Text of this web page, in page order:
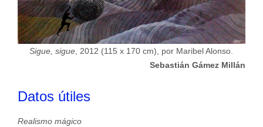
Sigue, sigue, 2012 (115 x 170 cm), por Maribel Alonso.
Sebastián Gámez Millán
Datos útiles
Realismo mágico